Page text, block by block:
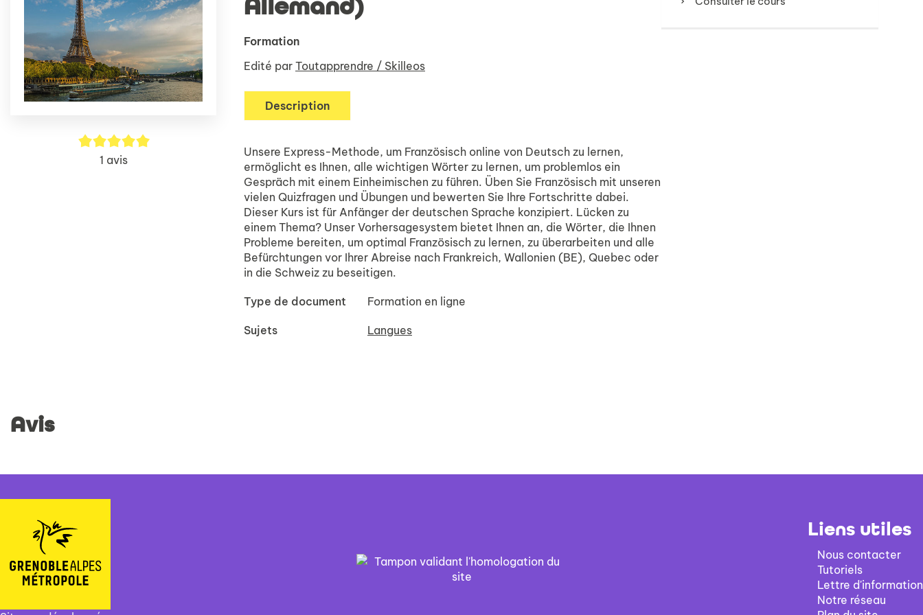
5/5
1 avis
Allemand)
Formation
Edité par Toutapprendre / Skilleos
Description
Unsere Express-Methode, um Französisch online von Deutsch zu lernen,
ermöglicht es Ihnen, alle wichtigen Wörter zu lernen, um problemlos ein
Gespräch mit einem Einheimischen zu führen. Üben Sie Französisch mit unseren
vielen Quizfragen und Übungen und bewerten Sie Ihre Fortschritte dabei.
Dieser Kurs ist für Anfänger der deutschen Sprache konzipiert. Lücken zu
einem Thema? Unser Vorhersagesystem bietet Ihnen an, die Wörter, die Ihnen
Probleme bereiten, um optimal Französisch zu lernen, zu überarbeiten und alle
Befürchtungen vor Ihrer Abreise nach Frankreich, Wallonien (BE), Quebec oder
in die Schweiz zu beseitigen.
Type de document Formation en ligne
Sujets Langues
Avis
Liens utiles
Nous contacter
Tutoriels
Lettre d'information
Notre réseau